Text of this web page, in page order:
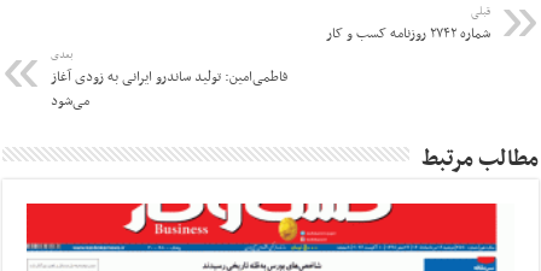
قبلی
شماره ۲۷۴۲ روزنامه کسب و کار
بعدی
فاطمی‌امین: تولید ساندرو ایرانی به زودی آغاز
می‌شود
مطالب مرتبط